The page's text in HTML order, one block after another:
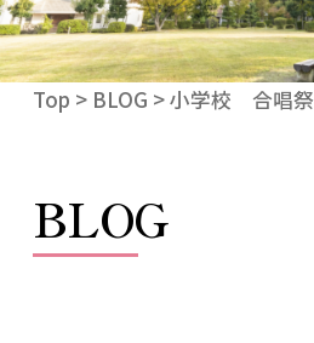
Top > BLOG > 小学校 合唱祭
BLOG